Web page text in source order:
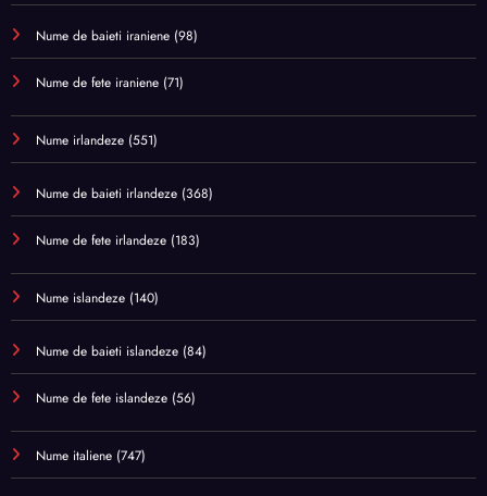
Nume de baieti iraniene (98)
Nume de fete iraniene (71)
Nume irlandeze (551)
Nume de baieti irlandeze (368)
Nume de fete irlandeze (183)
Nume islandeze (140)
Nume de baieti islandeze (84)
Nume de fete islandeze (56)
Nume italiene (747)